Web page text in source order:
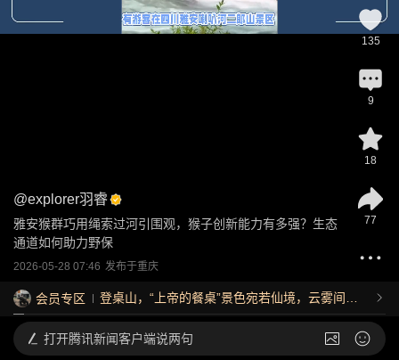
@explorer羽睿
雅安猴群巧用绳索过河引围观，猴子创新能力有多强？生态
通道如何助力野保
2026-05-28 07:46 发布于重庆
会员专区
登桌山，“上帝的餐桌”景色宛若仙境，云雾间的
海景一眼万年|去动物纪录片里旅行
135
9
18
77
打开腾讯新闻客户端说两句